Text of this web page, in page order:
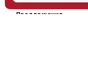
Услуги
Предложения